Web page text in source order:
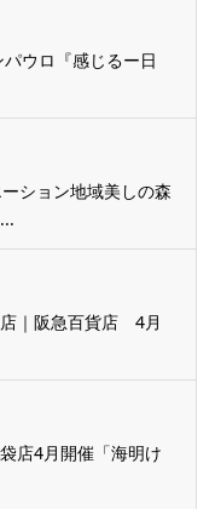
パウロ『感じるー日
ション地域美しの森
｜阪急百貨店 4月
店4月開催「海明け